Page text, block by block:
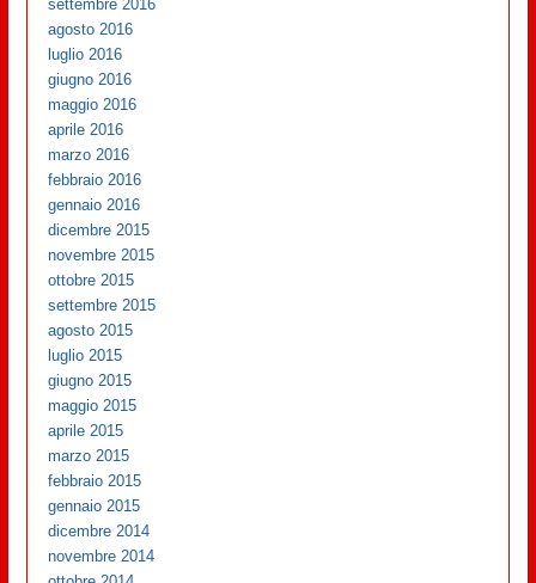
settembre 2016
agosto 2016
luglio 2016
giugno 2016
maggio 2016
aprile 2016
marzo 2016
febbraio 2016
gennaio 2016
dicembre 2015
novembre 2015
ottobre 2015
settembre 2015
agosto 2015
luglio 2015
giugno 2015
maggio 2015
aprile 2015
marzo 2015
febbraio 2015
gennaio 2015
dicembre 2014
novembre 2014